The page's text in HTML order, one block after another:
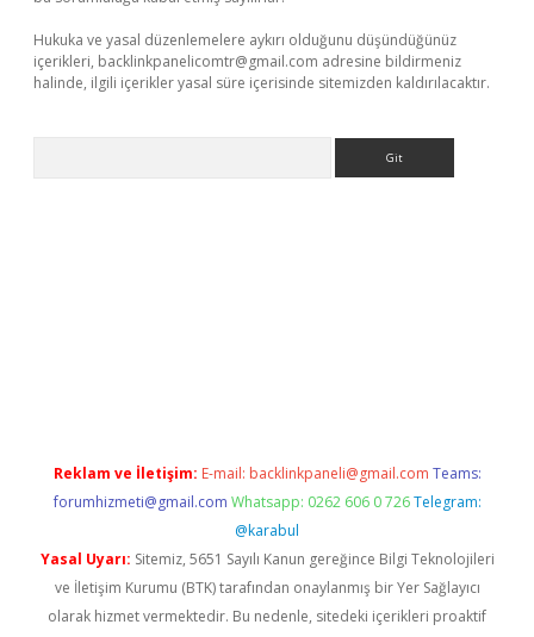
Hukuka ve yasal düzenlemelere aykırı olduğunu düşündüğünüz
içerikleri, backlinkpanelicomtr@gmail.com adresine bildirmeniz
halinde, ilgili içerikler yasal süre içerisinde sitemizden kaldırılacaktır.
Reklam ve İletişim: E-mail: backlinkpaneli@gmail.com Teams:
forumhizmeti@gmail.com Whatsapp: 0262 606 0 726 Telegram:
@karabul
Yasal Uyarı: Sitemiz, 5651 Sayılı Kanun gereğince Bilgi Teknolojileri
ve İletişim Kurumu (BTK) tarafından onaylanmış bir Yer Sağlayıcı
olarak hizmet vermektedir. Bu nedenle, sitedeki içerikleri proaktif